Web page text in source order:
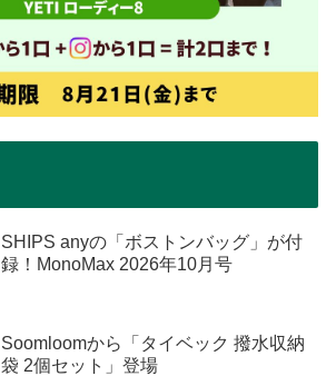
SHIPS anyの「ボストンバッグ」が付
録！MonoMax 2026年10月号
Soomloomから「タイベック 撥水収納
袋 2個セット」登場